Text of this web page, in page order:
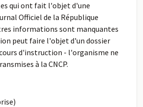
qui ont fait l'objet d'une
Officiel de la République
informations sont manquantes
peut faire l'objet d'un dossier
d'instruction - l'organisme ne
à la CNCP.